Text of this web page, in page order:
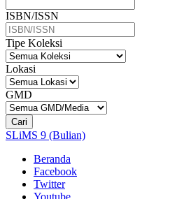
ISBN/ISSN
Tipe Koleksi
Lokasi
GMD
Cari
SLiMS 9 (Bulian)
Beranda
Facebook
Twitter
Youtube